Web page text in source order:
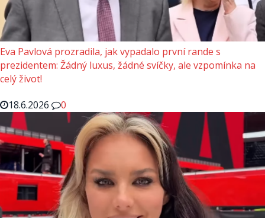
Eva Pavlová prozradila, jak vypadalo první rande s
prezidentem: Žádný luxus, žádné svíčky, ale vzpomínka na
celý život!
18.6.2026
0